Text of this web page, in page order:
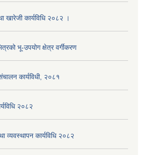
खारेजी कार्यविधि २०८२ ।
भू-उपयोग क्षेत्र वर्गीकरण
कार्यविधी, २०८१
२०८२
व्यवस्थापन कार्यविधि २०८२